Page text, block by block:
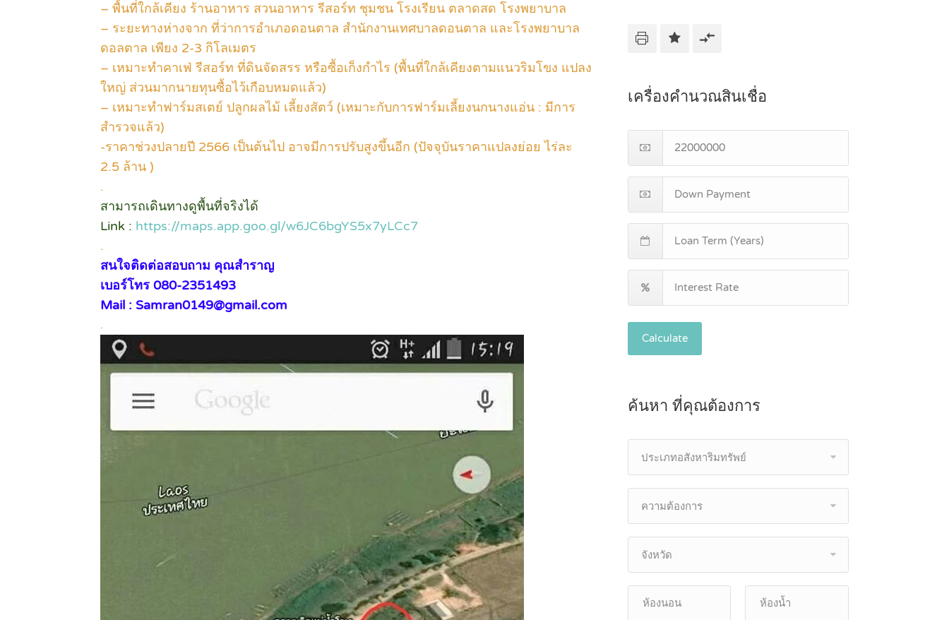
– พื้นที่ใกล้เคียง ร้านอาหาร สวนอาหาร รีสอร์ท ชุมชน โรงเรียน ตลาดสด โรงพยาบาล
– ระยะทางห่างจาก ที่ว่าการอำเภอดอนตาล สำนักงานเทศบาลดอนตาล และโรงพยาบาล
ดอลตาล เพียง 2-3 กิโลเมตร
– เหมาะทำคาเฟ่ รีสอร์ท ที่ดินจัดสรร หรือซื้อเก็งกำไร (พื้นที่ใกล้เคียงตามแนวริมโขง แปลง
ใหญ่ ส่วนมากนายทุนซื้อไว้เกือบหมดแล้ว)
– เหมาะทำฟาร์มสเตย์ ปลูกผลไม้ เลี้ยงสัตว์ (เหมาะกับการฟาร์มเลี้ยงนกนางแอ่น : มีการ
สำรวจแล้ว)
-ราคาช่วงปลายปี 2566 เป็นต้นไป อาจมีการปรับสูงขึ้นอีก (ปัจจุบันราคาแปลงย่อย ไร่ละ
2.5 ล้าน )
.
สามารถเดินทางดูพื้นที่จริงได้
Link : https://maps.app.goo.gl/w6JC6bgYS5x7yLCc7
.
สนใจติดต่อสอบถาม คุณสำราญ
เบอร์โทร 080-2351493
Mail : Samran0149@gmail.com
.
เครื่องคำนวณสินเชื่อ
Calculate
ค้นหา ที่คุณต้องการ
ประเภทอสังหาริมทรัพย์
ความต้องการ
จังหวัด